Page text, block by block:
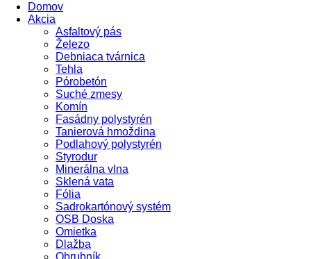
Domov
Akcia
Asfaltový pás
Železo
Debniaca tvárnica
Tehla
Pórobetón
Suché zmesy
Komín
Fasádny polystyrén
Tanierová hmoždina
Podlahový polystyrén
Styrodur
Minerálna vlna
Sklená vata
Fólia
Sadrokartónový systém
OSB Doska
Omietka
Dlažba
Obrubník